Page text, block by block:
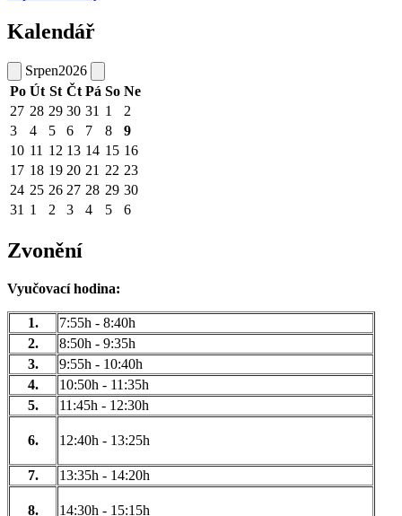
Kalendář
Srpen2026
Po Út St Čt Pá So Ne
27 28 29 30 31 1
2
3
4 5 6 7 8
9
10 11 12 13 14 15 16
17 18 19 20 21 22 23
24 25 26 27 28 29 30
31 1 2 3 4 5 6
Zvonění
Vyučovací hodina:
1.
7:55h - 8:40h
2.
8:50h - 9:35h
3.
9:55h - 10:40h
4.
10:50h - 11:35h
5.
11:45h - 12:30h
6. 12:40h - 13:25h
7. 13:35h - 14:20h
8. 14:30h - 15:15h